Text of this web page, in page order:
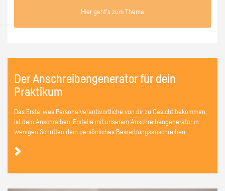
Hier geht's zum Thema
Der Anschreibengenerator für dein
Praktikum
Das Erste, was Personalverantwortliche von dir zu Gesicht bekommen,
ist dein Anschreiben. Erstelle mit unserem Anschreibengenerator in
wenigen Schritten dein persönliches Bewerbungsanschreiben.